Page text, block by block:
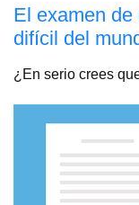
El examen
difícil del
¿En serio crees